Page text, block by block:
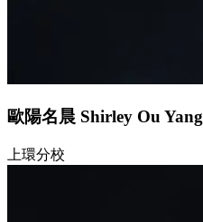
歐陽名晨 Shirley Ou Yang
上環分校